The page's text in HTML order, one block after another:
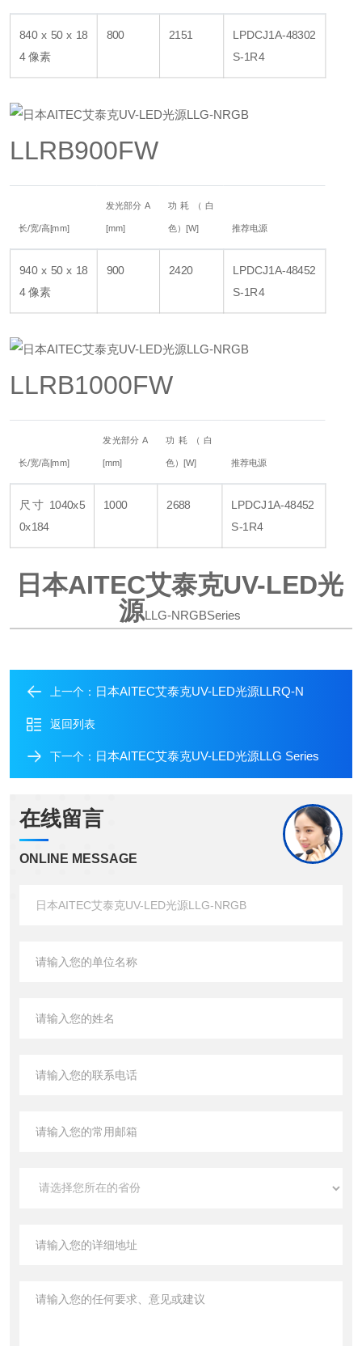
840 x 50 x 18
4 像素
800 2151
LPDCJ1A-48302
S-1R4
LLRB900FW
长/宽/高[mm]
发光部分 A
[mm]
功耗（白
色）[W] 推荐电源
940 x 50 x 18
4 像素
900 2420
LPDCJ1A-48452
S-1R4
LLRB1000FW
长/宽/高[mm]
发光部分 A
[mm]
功耗（白
色）[W] 推荐电源
尺寸 1040x5
0x184
1000 2688
LPDCJ1A-48452
S-1R4
日本AITEC艾泰克UV-LED光
源LLG-NRGBSeries
上一个： 日本AITEC艾泰克UV-LED光源LLRQ-N
返回列表
下一个： 日本AITEC艾泰克UV-LED光源LLG Series
在线留言
ONLINE MESSAGE